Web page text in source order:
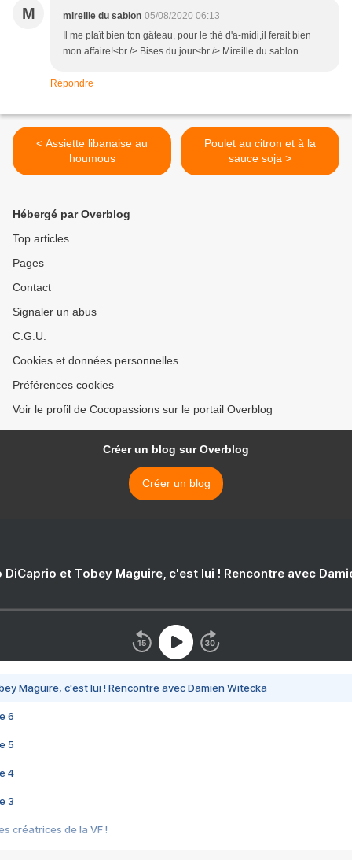
M mireille du sablon 05/08/2020 06:13
Il me plaît bien ton gâteau, pour le thé d'a-midi,il ferait bien
mon affaire!<br /> Bises du jour<br /> Mireille du sablon
Répondre
< Assiette libanaise au
houmous
Poulet au citron et à la
sauce soja >
Hébergé par Overblog
Top articles
Pages
Contact
Signaler un abus
C.G.U.
Cookies et données personnelles
Préférences cookies
Voir le profil de Cocopassions sur le portail Overblog
Créer un blog sur Overblog
Créer un blog
DiCaprio et Tobey Maguire, c'est lui ! Rencontre avec
Maguire, c'est lui ! Rencontre avec Damien Witecka
6
5
4
3
créatrices de la VF !